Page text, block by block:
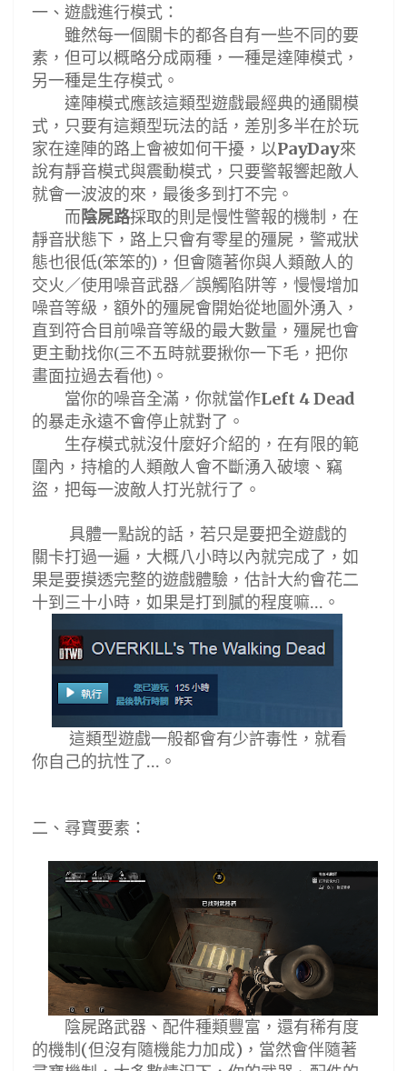
一 、 遊戲進行模式 ：
雖然每一個關卡的都各自有一些不同的要
素，但可以概略分成兩種，一種是達陣模式 ，
另一種是生存模式。
達陣模式應該這類型遊戲最經典的通關模
式，只要有這類型玩法的話，差別多半在於玩
家在達陣的路上會被如何干擾，以PayDay來
說有靜音模式與震動模式，只要警報響起敵人
就會一波波的來，最後多到打不完。
而陰屍路採取的則是慢性警報的機制，在
靜音狀態下，路上只會有零星的殭屍，警戒狀
態也很低(笨笨的) ，但會隨著你與人類敵人的
交火／使用噪音武器／誤觸陷阱等，慢慢增加
噪音等級，額外的殭屍會開始從地圖外湧入，
直到符合目前噪音等級的最大數量，殭屍也會
更主動找你(三不五時就要揪你一下毛，把你
畫面拉過去看他) 。
當你的噪音全滿，你就當作Left 4 Dead
的暴走永遠不會停止就對了。
生存模式就沒什麼好介紹的，在有限的範
圍內，持槍的人類敵人會不斷湧入破壞 、竊
盜，把每一波敵人打光就行了。
具體一點說的話，若只是要把全遊戲的
關卡打過一遍，大概八小時以內就完成了，如
果是要摸透完整的遊戲體驗，估計大約會花二
十到三十小時，如果是打到膩的程度嘛...。
這類型遊戲一般都會有少許毒性，就看
你自己的抗性了...。
二 、 尋寶要素 ：
陰屍路武器 、配件種類豐富，還有稀有度
的機制(但沒有隨機能力加成) ，當然會伴隨著